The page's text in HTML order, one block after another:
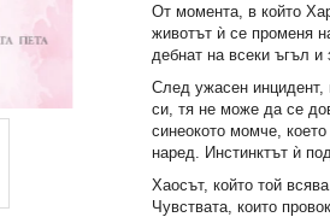
От момента, в който
животът ѝ се променя
дебнат на всеки ъгъл и
След ужасен инцидент,
си, тя не може да се
синеокото момче,
наред. Инстинктът ѝ
Хаосът, който той
Чувствата, които